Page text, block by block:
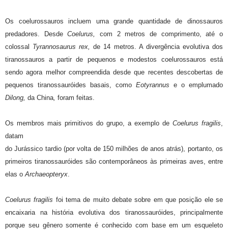
Os coelurossauros incluem uma grande quantidade de dinossauros
predadores. DesdeCoelurus,com 2 metros de comprimento, até o
colossal Tyrannosaurus rex, de 14 metros. A divergência evolutiva dos
tiranossauros a partir de pequenos e modestos coelurossauros está
sendo agora melhor compreendida desde que recentes descobertas de
pequenos tiranossauróides basais, como Eotyrannus e o emplumado
Dilong, da China, foram feitas.
Os membros mais primitivos do grupo, a exemplo de Coelurus fragilis,
datam
do Jurássico tardio (por volta de 150 milhões de anos atrás), portanto, os
primeiros tiranossauróides são contemporâneos às primeiras aves, entre
elas oArchaeopteryx.
Coelurus fragilis foi tema de muito debate sobre em que posição ele se
encaixaria na história evolutiva dos tiranossauróides, principalmente
porque seu gênero somente é conhecido com base em um esqueleto